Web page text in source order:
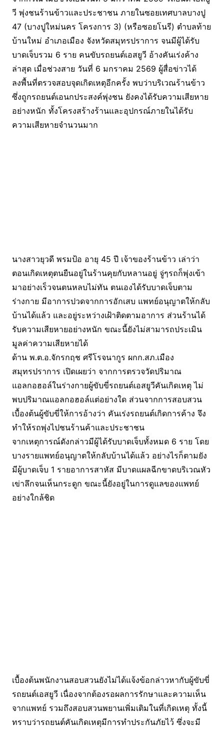
วี พุ่งชนร้านข้าวและประชาชน ภายในซอยเทศบาลบางปู
47 (บางปูใหม่นคร โครงการ 3) (หรือซอยโนรี) ตำบลท้าย
บ้านใหม่ อำเภอเมือง จังหวัดสมุทรปราการ จนมีผู้ได้รับ
บาดเจ็บรวม 6 ราย คนขับรถยนต์เอสยูวี อ้างคันเร่งค้าง
ล่าสุด เมื่อช่วงสาย วันที่ 6 มกราคม 2569 ผู้สื่อข่าวได้
ลงพื้นที่ตรวจสอบจุดเกิดเหตุอีกครั้ง พบว่าบริเวณร้านข้าว
ซึ่งถูกรถยนต์เอนกประสงค์พุ่งชน ยังคงได้รับความเสียหาย
อย่างหนัก ทั้งโครงสร้างร้านและอุปกรณ์ภายในได้รับ
ความเสียหายจำนวนมาก
นางสาวยุวดี พรมป้อ อายุ 45 ปี เจ้าของร้านข้าว เล่าว่า
ตอนเกิดเหตุตนยืนอยู่ในร้านคุยกับหลานอยู่ จู่ๆรถก็พุ่งเข้า
มาอย่างเร็วจนตนหลบไม่ทัน ตนเองได้รับบาดเจ็บตาม
ร่างกาย มีอาการปวดจากการอักเสบ แพทย์อนุญาตให้กลับ
บ้านได้แล้ว และอยู่ระหว่างเฝ้าติดตามอาการ ส่วนร้านได้
รับความเสียหายอย่างหนัก ขณะนี้ยังไม่สามารถประเมิน
มูลค่าความเสียหายได้
ด้าน พ.ต.อ.จักรกฤช ศรีโรจนากูร ผกก.สภ.เมือง
สมุทรปราการ เปิดเผยว่า จากการตรวจวัดปริมาณ
แอลกอฮอล์ในร่างกายผู้ขับขี่รถยนต์เอสยูวีคันเกิดเหตุ ไม่
พบปริมาณแอลกอฮอล์แต่อย่างใด ส่วนจากการสอบสวน
เบื้องต้นผู้ขับขี่ให้การอ้างว่า คันเร่งรถยนต์เกิดการค้าง จึง
ทำให้รถพุ่งไปชนร้านค้าและประชาชน
จากเหตุการณ์ดังกล่าวมีผู้ได้รับบาดเจ็บทั้งหมด 6 ราย โดย
บางรายแพทย์อนุญาตให้กลับบ้านได้แล้ว อย่างไรก็ตามยัง
มีผู้บาดเจ็บ 1 รายอาการสาหัส มีบาดแผลฉีกขาดบริเวณหัว
เข่าลึกจนเห็นกระดูก ขณะนี้ยังอยู่ในการดูแลของแพทย์
อย่างใกล้ชิด
เบื้องต้นพนักงานสอบสวนยังไม่ได้แจ้งข้อกล่าวหากับผู้ขับขี่
รถยนต์เอสยูวี เนื่องจากต้องรอผลการรักษาและความเห็น
จากแพทย์ รวมถึงสอบสวนพยานเพิ่มเติมในที่เกิดเหตุ ทั้งนี้
ทราบว่ารถยนต์คันเกิดเหตุมีการทำประกันภัยไว้ ซึ่งจะมี